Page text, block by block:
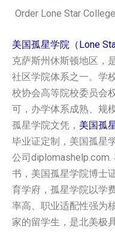
Order Lone Star
美国孤星学院（Lone
克萨斯州休斯顿地区，
社区学院体系之一。学
校协会高等院校委员会
可，办学体系成熟、规
孤星学院文凭， 美国孤
毕业证定制，美国孤星
公司diplomashelp.com.
书，美国孤星学院博士
育学府，孤星学院以学
率高、职业适配性强为
家的留学生，是北美极